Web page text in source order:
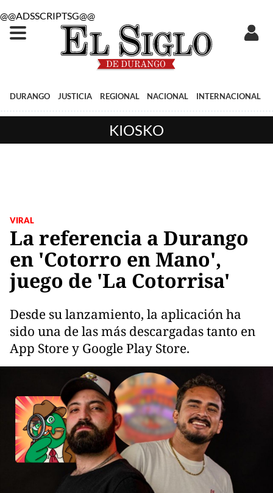
@@ADSSCRIPTSG@@
DURANGO JUSTICIA REGIONAL NACIONAL INTERNACIONAL
KIOSKO
VIRAL
La referencia a Durango
en 'Cotorro en Mano',
juego de 'La Cotorrisa'
Desde su lanzamiento, la aplicación ha
sido una de las más descargadas tanto en
App Store y Google Play Store.